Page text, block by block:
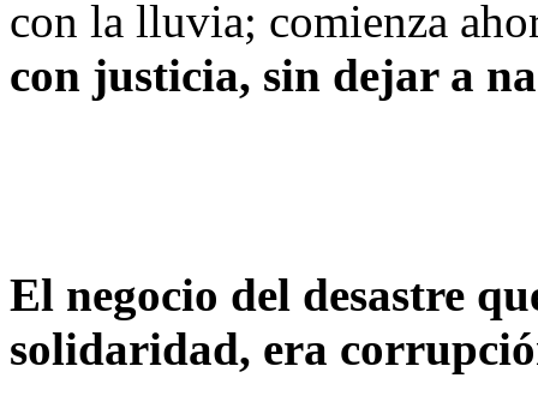
con la lluvia; comienza
con justicia, sin dejar a
El negocio del desastre
solidaridad, era